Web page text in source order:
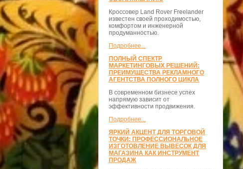
Кроссовер Land Rover Freelander
известен своей проходимостью,
комфортом и инженерной
продуманностью.
Подробнее...
ПОЛНЫЙ СПЕКТР
МАРКЕТИНГОВЫХ РЕШЕНИЙ:
ПРЕИМУЩЕСТВА РЕКЛАМНОГО
АГЕНТСТВА ПОЛНОГО ЦИКЛА
В современном бизнесе успех
напрямую зависит от
эффективности продвижения.
Подробнее...
ЯРКИЙ АКЦЕНТ ДЛЯ ТОРГОВОЙ
ТОЧКИ: ПРОФЕССИОНАЛЬНОЕ
ИЗГОТОВЛЕНИЕ ВЫВЕСОК ДЛЯ
МАГАЗИНА КАК ИНСТРУМЕНТ
ПРОДАЖ